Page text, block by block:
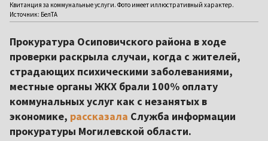
Квитанция за коммунальные услуги. Фото имеет иллюстративный характер.
Источник: БелТА
Прокуратура Осиповичского района в ходе
проверки раскрыла случаи, когда с жителей,
страдающих психическими заболеваниями,
местные органы ЖКХ брали 100% оплату
коммунальных услуг как с незанятых в
экономике, рассказала Служба информации
прокуратуры Могилевской области.